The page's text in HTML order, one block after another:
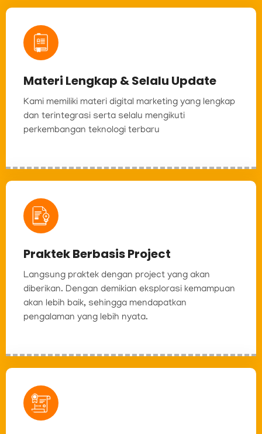
Materi Lengkap & Selalu Update
Kami memiliki materi digital marketing yang lengkap
dan terintegrasi serta selalu mengikuti
perkembangan teknologi terbaru
Praktek Berbasis Project
Langsung praktek dengan project yang akan
diberikan. Dengan demikian eksplorasi kemampuan
akan lebih baik, sehingga mendapatkan
pengalaman yang lebih nyata.